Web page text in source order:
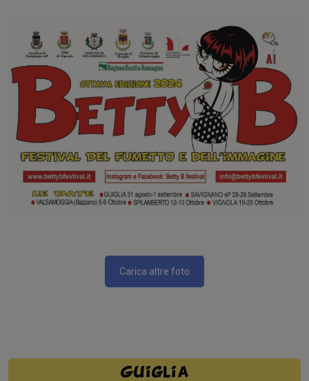
Carica altre foto
Guiglia